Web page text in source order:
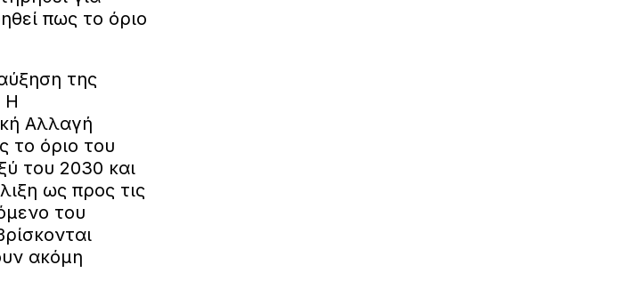
πως το όριο
της
Η
Αλλαγή
το όριο του
του 2030 και
ως προς τις
του
ακόμη